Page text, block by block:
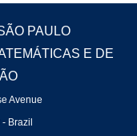
PAULO
E DE
Avenue
Brazil